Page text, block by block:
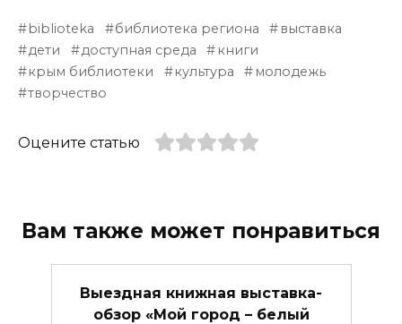
biblioteka библиотека региона
выставка
дети
доступная среда
книги
крым библиотеки
культура
молодежь
творчество
Оцените статью
Вам также может понравиться
Выездная книжная выставка-
обзор «Мой город – белый